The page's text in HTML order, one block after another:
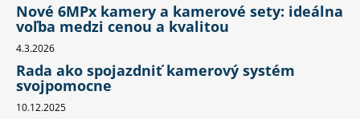
Nové 6MPx kamery a kamerové sety: ideálna
voľba medzi cenou a kvalitou
4.3.2026
Rada ako spojazdniť kamerový systém
svojpomocne
10.12.2025